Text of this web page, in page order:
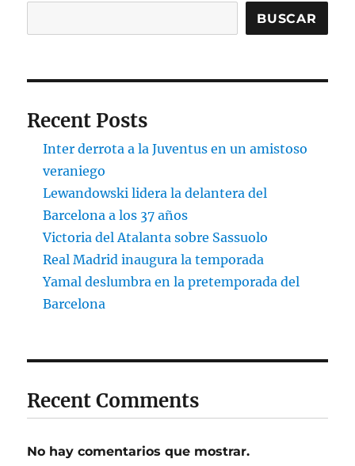
BUSCAR
Recent Posts
Inter derrota a la Juventus en un amistoso
veraniego
Lewandowski lidera la delantera del
Barcelona a los 37 años
Victoria del Atalanta sobre Sassuolo
Real Madrid inaugura la temporada
Yamal deslumbra en la pretemporada del
Barcelona
Recent Comments
No hay comentarios que mostrar.